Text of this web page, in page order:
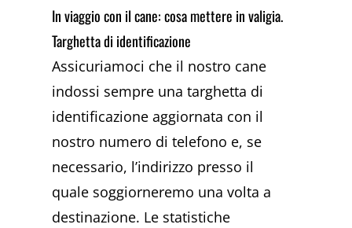
In viaggio con il cane: cosa mettere in valigia.
Targhetta di identificazione
Assicuriamoci che il nostro cane
indossi sempre una targhetta di
identificazione aggiornata con il
nostro numero di telefono e, se
necessario, l’indirizzo presso il
quale soggiorneremo una volta a
destinazione. Le statistiche